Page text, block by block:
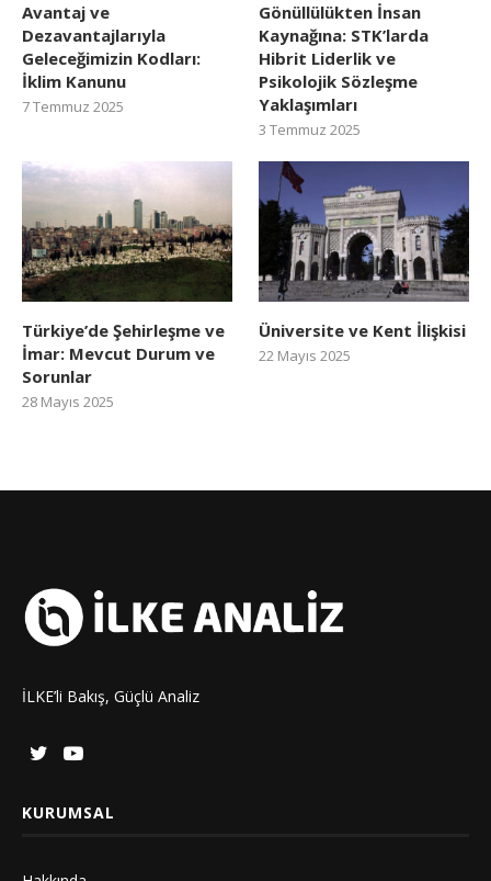
Avantaj ve
Dezavantajlarıyla
Geleceğimizin Kodları:
İklim Kanunu
7 Temmuz 2025
Gönüllülükten İnsan
Kaynağına: STK’larda
Hibrit Liderlik ve
Psikolojik Sözleşme
Yaklaşımları
3 Temmuz 2025
Türkiye’de Şehirleşme ve
İmar: Mevcut Durum ve
Sorunlar
28 Mayıs 2025
Üniversite ve Kent İlişkisi
22 Mayıs 2025
İLKE’li Bakış, Güçlü Analiz
KURUMSAL